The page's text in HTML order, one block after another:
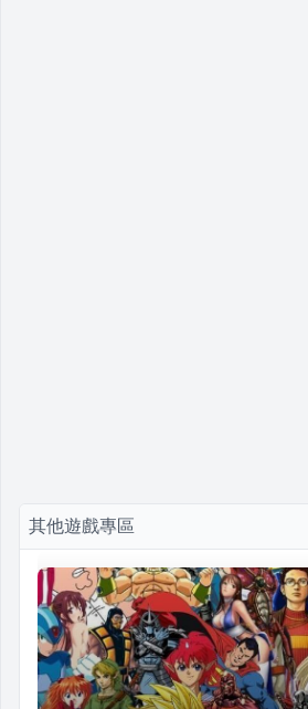
其他遊戲專區